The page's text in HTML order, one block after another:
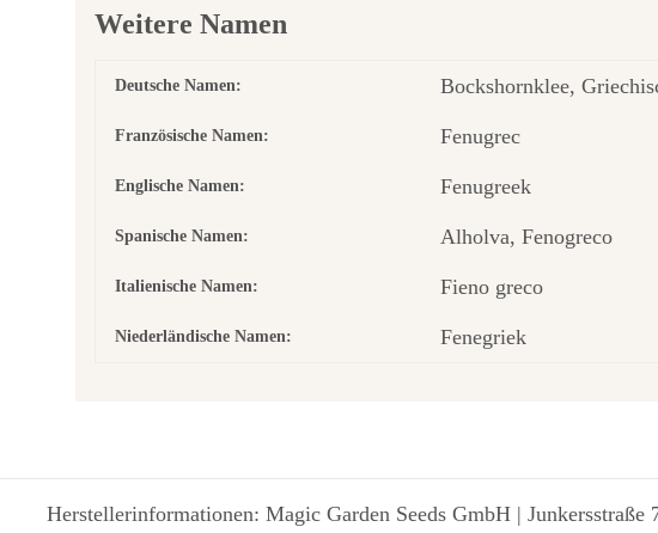
Weitere Namen
Deutsche Namen: Bockshornklee,
Französische Namen: Fenugrec
Englische Namen: Fenugreek
Spanische Namen: Alholva, Fenogreco
Italienische Namen: Fieno greco
Niederländische Namen: Fenegriek
Herstellerinformationen: Magic Garden Seeds GmbH |